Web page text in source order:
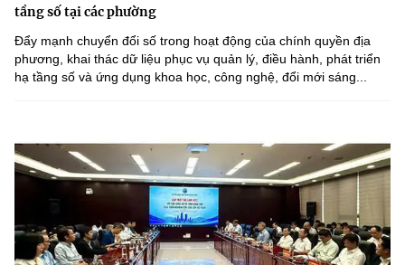
tầng số tại các phường
Đẩy mạnh chuyển đổi số trong hoạt động của chính quyền địa
phương, khai thác dữ liệu phục vụ quản lý, điều hành, phát triển
hạ tầng số và ứng dụng khoa học, công nghệ, đổi mới sáng...